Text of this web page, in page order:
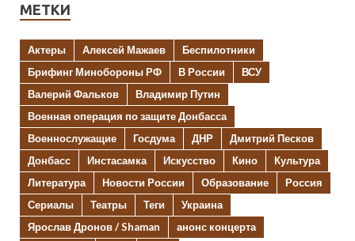
МЕТКИ
Актеры Алексей Мажаев
Беспилотники
Брифинг Минобороны РФ
В России
ВСУ
Валерий Фальков
Владимир Путин
Военная операция по защите Донбасса
Военнослужащие
Госдума ДНР
Дмитрий Песков
Донбасс
Инстасамка Искусство Кино
Культура
Литература
Новости России Образование
Россия
Сериалы
Театры Теги
Украина
Ярослав Дронов / Shaman
анонс концерта